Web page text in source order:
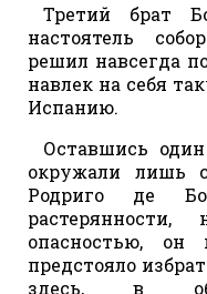
Третий брат
настоятель
решил навсегда
навлек на себя
Испанию.
Оставшись
окружали лишь
Родриго де
опасностью, он
предстояло
здесь, в